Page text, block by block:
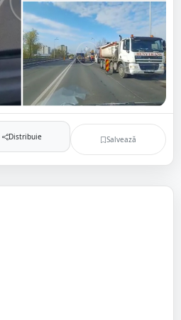
Distribuie Salvează